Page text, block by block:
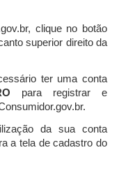
clique no botão
superior direito da
ter uma conta
para registrar e
da sua conta
a tela de cadastro do